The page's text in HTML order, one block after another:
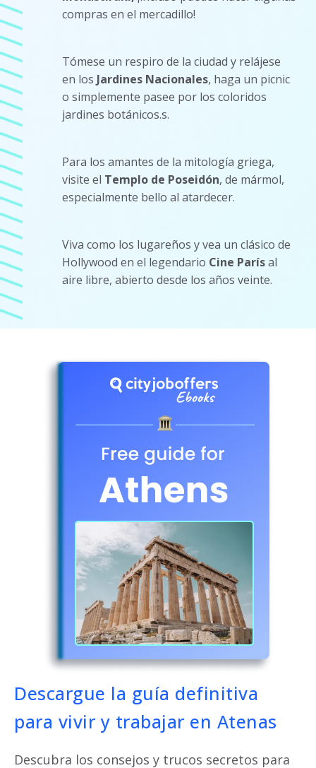
compras en el mercadillo!
Tómese un respiro de la ciudad y relájese
en los Jardines Nacionales, haga un picnic
o simplemente pasee por los coloridos
jardines botánicos.s.
Para los amantes de la mitología griega,
visite el Templo de Poseidón, de mármol,
especialmente bello al atardecer.
Viva como los lugareños y vea un clásico de
Hollywood en el legendario Cine Parísal
aire libre, abierto desde los años veinte.
Descargue la guía definitiva
para vivir y trabajar en Atenas
Descubra los consejos y trucos secretos para